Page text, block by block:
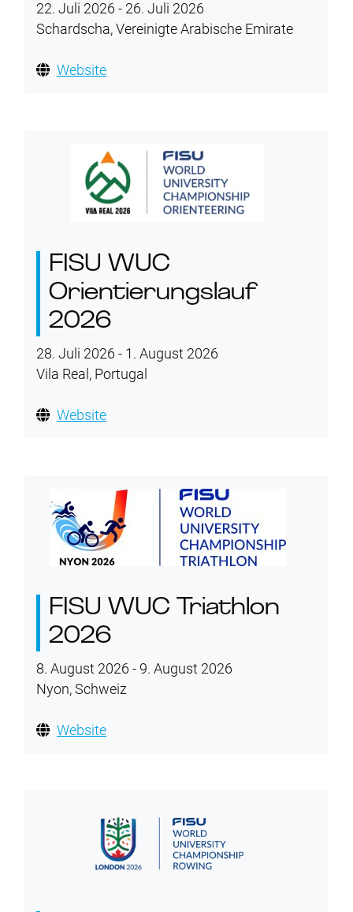
22. Juli 2026 - 26. Juli 2026
Schardscha, Vereinigte Arabische Emirate
Website
FISU WUC
Orientierungslauf
2026
28. Juli 2026 - 1. August 2026
Vila Real, Portugal
Website
FISU WUC Triathlon
2026
8. August 2026 - 9. August 2026
Nyon, Schweiz
Website